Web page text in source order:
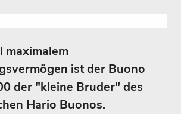
maximalem
ist der Buono
der "kleine Bruder" des
Hario Buonos.